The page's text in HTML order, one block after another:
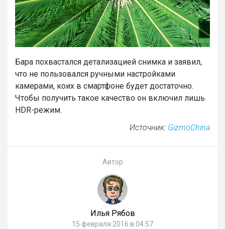
Бара похвастался детализацией снимка и заявил,
что не пользовался ручными настройками
камерами, коих в смартфоне будет достаточно.
Чтобы получить такое качество он включил лишь
HDR-режим.
Источник: GizmoChina
Автор
Илья Рябов
15 февраля 2016 в 04:57